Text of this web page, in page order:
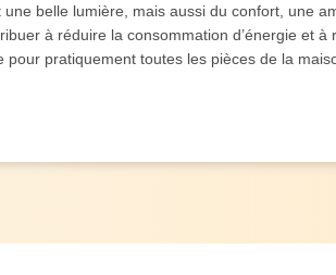
belle lumière, mais aussi du confort, une
à réduire la consommation d’énergie et
pratiquement toutes les pièces de la